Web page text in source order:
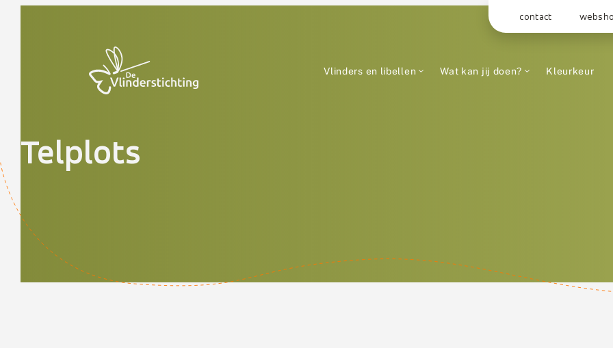
contact
Vlinders en libellen Wat kan jij doen? Kleurkeur
Telplots